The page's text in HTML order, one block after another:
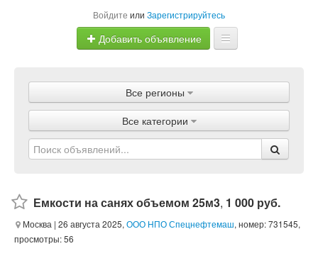
Войдите или Зарегистрируйтесь
Добавить объявление
Объявления
Магазины
Услуги
Все регионы
Все категории
Емкости на санях объемом 25м3, 1 000 руб.
Москва | 26 августа 2025, ООО НПО Спецнефтемаш, номер: 731545,
просмотры: 56